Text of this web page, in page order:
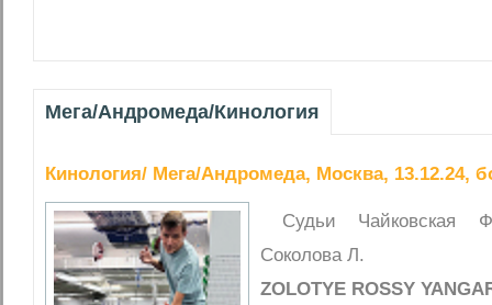
Мега/Андромеда/Кинология
Кинология/ Мега/Андромеда, Москва, 13.12.24,
Судьи Чайковская
Соколова Л.
ZOLOTYE ROSSY